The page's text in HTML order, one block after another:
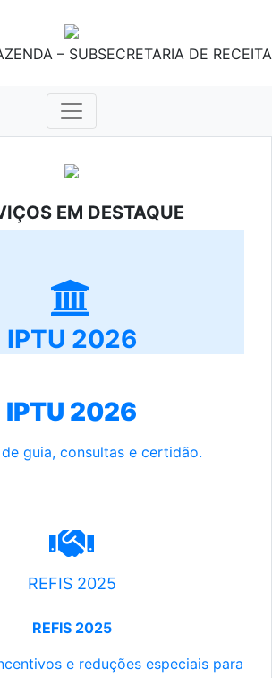
– SUBSECRETARIA DE RECEITA
EM DESTAQUE
IPTU 2026
IPTU 2026
guia, consultas e certidão.
REFIS 2025
REFIS 2025
e reduções especiais para